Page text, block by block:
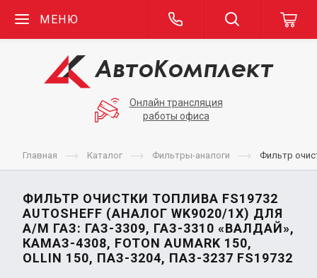
МЕНЮ
Онлайн трансляция
работы офиса
Главная Каталог Фильтры-аналоги Фильтр
ФИЛЬТР ОЧИСТКИ ТОПЛИВА FS19732
AUTOSHEFF (АНАЛОГ WK9020/1X) ДЛЯ
А/М ГАЗ: ГАЗ-3309, ГАЗ-3310 «ВАЛДАЙ»,
КАМАЗ-4308, FOTON AUMARK 150,
OLLIN 150, ПАЗ-3204, ПАЗ-3237 FS19732